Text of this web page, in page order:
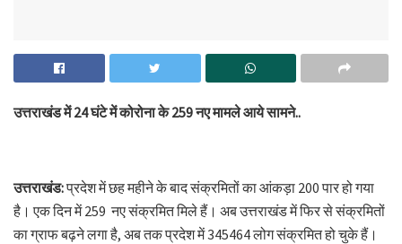
उत्तराखंड में 24 घंटे में कोरोना के 259 नए मामले आये सामने..
उत्तराखंड:प्रदेश में छह महीने के बाद संक्रमितों का आंकड़ा 200 पार हो गया
है। एक दिन में 259 नए संक्रमित मिले हैं। अब उत्तराखंड में फिर से संक्रमितों
का ग्राफ बढ़ने लगा है, अब तक प्रदेश में 345464 लोग संक्रमित हो चुके हैं।